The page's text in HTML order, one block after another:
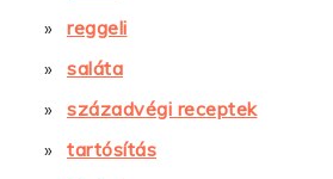
reggeli
saláta
századvégi receptek
tartósítás